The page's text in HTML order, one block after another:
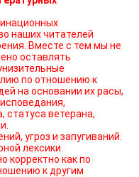
Вместе с тем мы не
оставлять
по отношению к
на основании их расы,
статуса ветерана,
угроз и запугиваний.
лексики.
корректно как по
к другим